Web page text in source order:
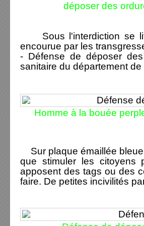
déposer des
Sous l'interdiction se lit
encourue par les
- Défense de déposer
sanitaire du département
Homme à la bouée
Sur plaque émaillée
que stimuler les
apposent des tags ou des
faire. De petites incivilités